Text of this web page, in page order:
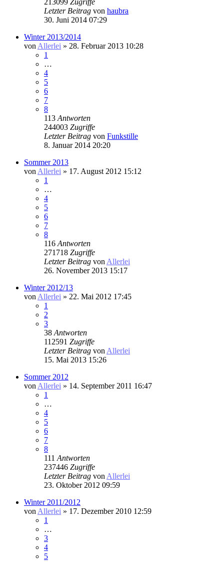
Letzter Beitrag von haubra
30. Juni 2014 07:29
Winter 2013/2014
von Allerlei » 28. Februar 2013 10:28
1
…
4
5
6
7
8
113 Antworten
244003 Zugriffe
Letzter Beitrag von Funkstille
8. Januar 2014 20:20
Sommer 2013
von Allerlei » 17. August 2012 15:12
1
…
4
5
6
7
8
116 Antworten
271718 Zugriffe
Letzter Beitrag von Allerlei
26. November 2013 15:17
Winter 2012/13
von Allerlei » 22. Mai 2012 17:45
1
2
3
38 Antworten
112591 Zugriffe
Letzter Beitrag von Allerlei
15. Mai 2013 15:26
Sommer 2012
von Allerlei » 14. September 2011 16:47
1
…
4
5
6
7
8
111 Antworten
237446 Zugriffe
Letzter Beitrag von Allerlei
23. Oktober 2012 09:59
Winter 2011/2012
von Allerlei » 17. Dezember 2010 12:59
1
…
3
4
5